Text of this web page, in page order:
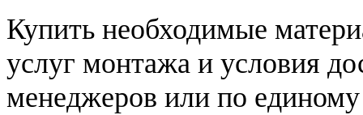
Купить необходимые
услуг монтажа и условия
менеджеров или по